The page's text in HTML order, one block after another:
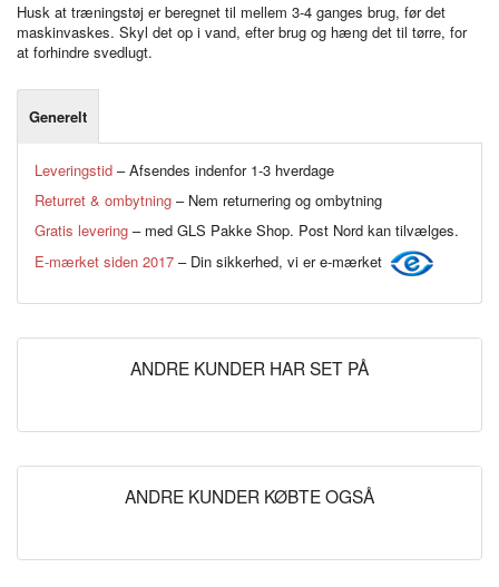
Husk at træningstøj er beregnet til mellem 3-4 ganges brug, før det
maskinvaskes. Skyl det op i vand, efter brug og hæng det til tørre, for
at forhindre svedlugt.
Generelt
Leveringstid – Afsendes indenfor 1-3 hverdage
Returret & ombytning – Nem returnering og ombytning
Gratis levering – med GLS Pakke Shop. Post Nord kan tilvælges.
E-mærket siden 2017 – Din sikkerhed, vi er e-mærket
ANDRE KUNDER HAR SET PÅ
ANDRE KUNDER KØBTE OGSÅ